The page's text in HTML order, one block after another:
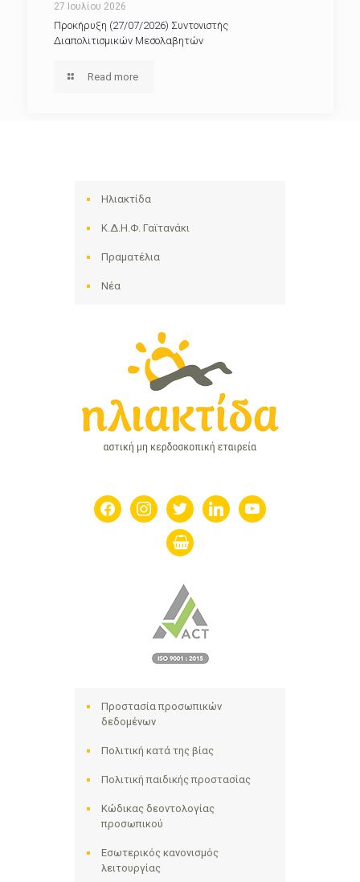
27 Ιουλίου 2026
Προκήρυξη (27/07/2026) Συντονιστής
Διαπολιτισμικών Μεσολαβητών
Read more
Ηλιακτίδα
Κ.Δ.Η.Φ. Γαϊτανάκι
Πραματέλια
Νέα
facebookinstagramtwitter linkedin youtube
shopping-
basket
Προστασία προσωπικών
δεδομένων
Πολιτική κατά της βίας
Πολιτική παιδικής προστασίας
Κώδικας δεοντολογίας
προσωπικού
Εσωτερικός κανονισμός
λειτουργίας